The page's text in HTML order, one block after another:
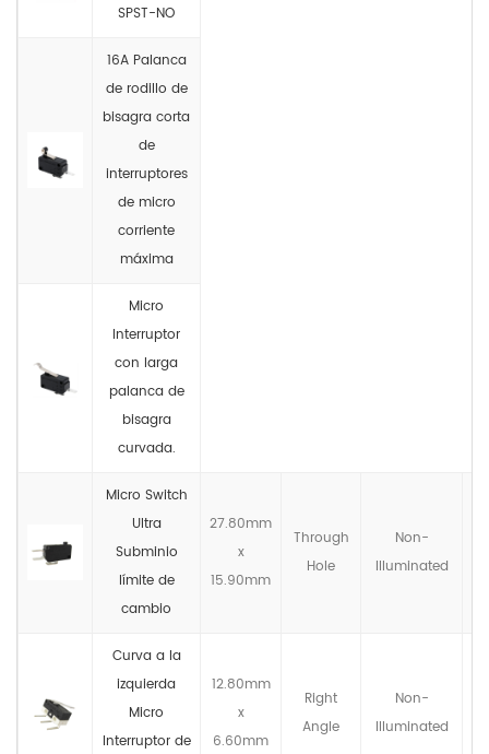
SPST-NO
16A Palanca
de rodillo de
bisagra corta
de
interruptores
de micro
corriente
máxima
Micro
Interruptor
con larga
palanca de
bisagra
curvada.
Micro Switch
Ultra
Subminio
límite de
cambio
27.80mm
x
15.90mm
Through
Hole
Non-
llluminated
Curva a la
izquierda
Micro
Interruptor de
12.80mm
x
6.60mm
Right
Angle
Non-
llluminated